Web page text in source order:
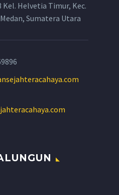
Kel. Helvetia Timur, Kec.
Sumatera Utara